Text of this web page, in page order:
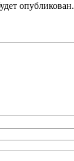
опубликован.